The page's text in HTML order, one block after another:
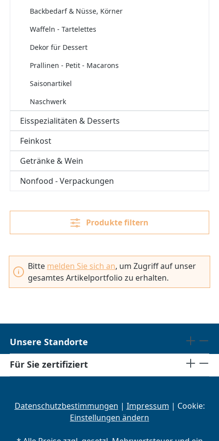
Backbedarf & Nüsse, Körner
Waffeln - Tartelettes
Dekor für Dessert
Prallinen - Petit - Macarons
Saisonartikel
Naschwerk
Eisspezialitäten & Desserts
Feinkost
Getränke & Wein
Nonfood - Verpackungen
Produkte filtern
Bitte melden Sie sich an, um Zugriff auf unser
gesamtes Artikelportfolio zu erhalten.
Unsere Standorte
Für Sie zertifiziert
Datenschutzbestimmungen | Impressum | Cookie:
Einstellungen ändern